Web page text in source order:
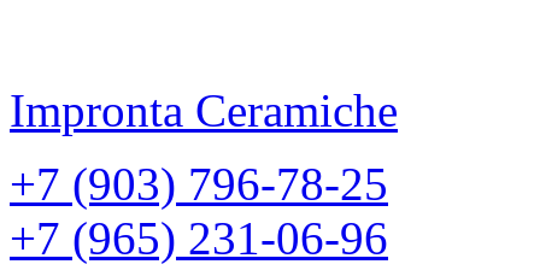
Impronta Ceramiche
+7 (903) 796-78-25
+7 (965) 231-06-96